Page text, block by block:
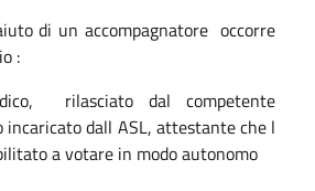
di un accompagnatore occorre
:
rilasciato dal competente
incaricato dall ASL, attestante che l
a votare in modo autonomo